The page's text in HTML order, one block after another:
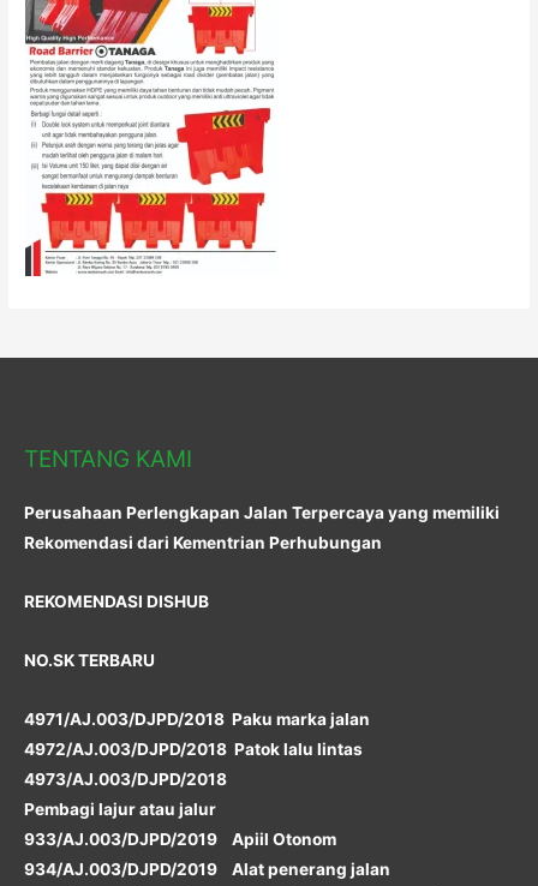
TENTANG KAMI
Perusahaan Perlengkapan Jalan Terpercaya yang memiliki
Rekomendasi dari Kementrian Perhubungan
REKOMENDASI DISHUB
NO.SK TERBARU
4971/AJ.003/DJPD/2018 Paku marka jalan
4972/AJ.003/DJPD/2018 Patok lalu lintas
4973/AJ.003/DJPD/2018
Pembagi lajur atau jalur
933/AJ.003/DJPD/2019 Apiil Otonom
934/AJ.003/DJPD/2019 Alat penerang jalan